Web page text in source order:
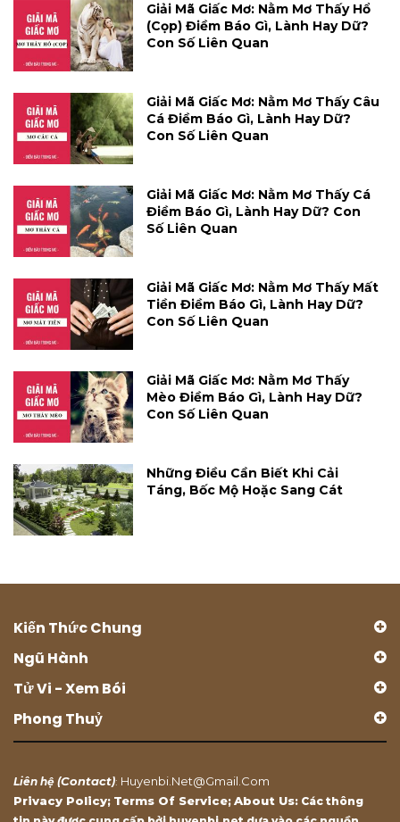
Giải Mã Giấc Mơ: Nằm Mơ Thấy Hổ
(cọp) Điềm Báo Gì, Lành Hay Dữ?
Con Số Liên Quan
Giải Mã Giấc Mơ: Nằm Mơ Thấy Câu
Cá Điềm Báo Gì, Lành Hay Dữ?
Con Số Liên Quan
Giải Mã Giấc Mơ: Nằm Mơ Thấy Cá
Điềm Báo Gì, Lành Hay Dữ? Con
Số Liên Quan
Giải Mã Giấc Mơ: Nằm Mơ Thấy Mất
Tiền Điềm Báo Gì, Lành Hay Dữ?
Con Số Liên Quan
Giải Mã Giấc Mơ: Nằm Mơ Thấy
Mèo Điềm Báo Gì, Lành Hay Dữ?
Con Số Liên Quan
Những Điều Cần Biết Khi Cải
Táng, Bốc Mộ Hoặc Sang Cát
Kiến Thức Chung
Ngũ Hành
Tử Vi - Xem Bói
Phong Thuỷ
Liên hệ (Contact): Huyenbi.net@gmail.com
Privacy Policy; Terms Of Service; About Us: Các thông